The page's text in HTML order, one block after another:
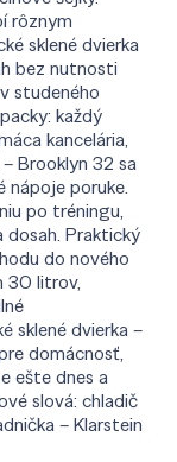
rôznym
sklené dvierka
bez nutnosti
studeného
každý
kancelária,
Brooklyn 32 sa
nápoje poruke.
po tréningu,
dosah. Praktický
do nového
30 litrov,
sklené dvierka –
domácnosť,
ešte dnes a
slová: chladič
– Klarstein